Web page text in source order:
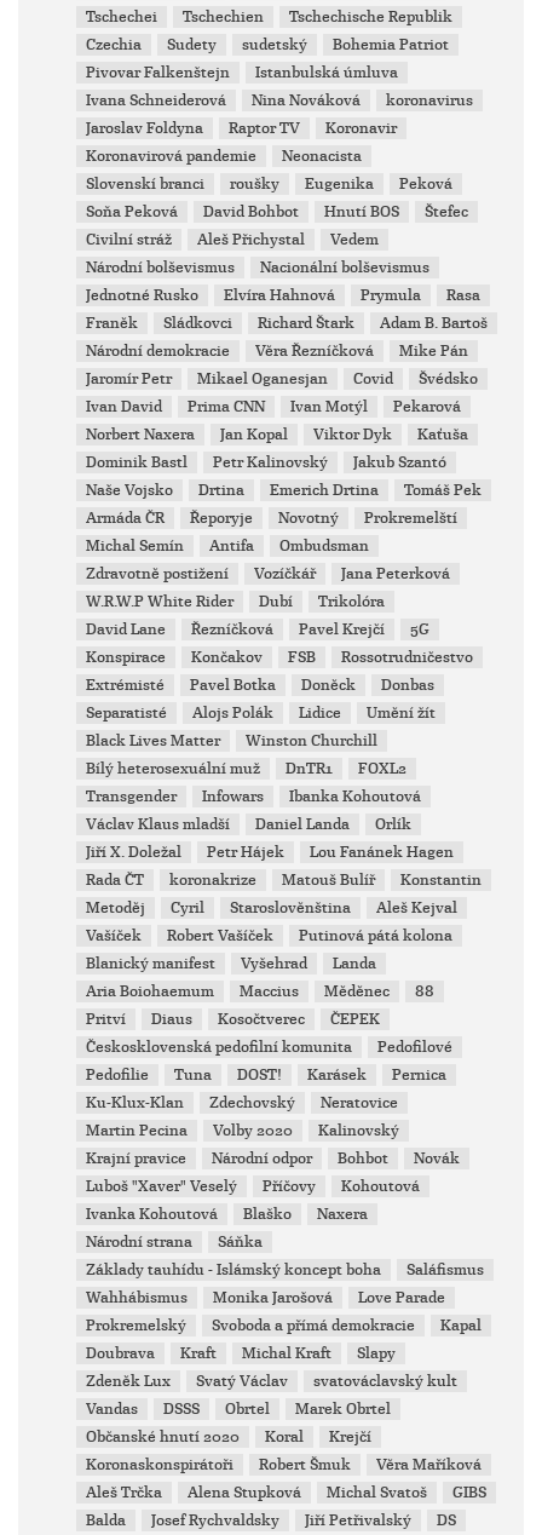
Tschechei
Tschechien
Tschechische Republik
Czechia
Sudety sudetský
Bohemia Patriot
Pivovar Falkenštejn
Istanbulská úmluva
Ivana Schneiderová
Nina Nováková
koronavirus
Jaroslav Foldyna
Raptor TV
Koronavir
Koronavirová pandemie
Neonacista
Slovenskí branci
roušky Eugenika
Peková
Soňa Peková
David Bohbot Hnutí BOS
Štefec
Civilní stráž
Aleš Přichystal
Vedem
Národní bolševismus
Nacionální bolševismus
Jednotné Rusko
Elvíra Hahnová Prymula
Rasa
Franěk
Sládkovci Richard Štark
Adam B. Bartoš
Národní demokracie
Věra Řezníčková
Mike Pán
Jaromír Petr
Mikael Oganesjan Covid
Švédsko
Ivan David
Prima CNN Ivan Motýl
Pekarová
Norbert Naxera
Jan Kopal Viktor Dyk
Kaťuša
Dominik Bastl
Petr Kalinovský
Jakub Szantó
Naše Vojsko
Drtina Emerich Drtina
Tomáš Pek
Armáda ČR
Řeporyje Novotný
Prokremelští
Michal Semín
Antifa
Ombudsman
Zdravotně postižení
Vozíčkář
Jana Peterková
W.R.W.P White Rider
Dubí
Trikolóra
David Lane
Řezníčková Pavel Krejčí
5G
Konspirace
Končakov FSB
Rossotrudničestvo
Extrémisté
Pavel Botka Doněck
Donbas
Separatisté
Alojs Polák Lidice
Umění žít
Black Lives Matter
Winston Churchill
Bílý heterosexuální muž
DnTR1
FOXL2
Transgender
Infowars
Ibanka Kohoutová
Václav Klaus mladší
Daniel Landa
Orlík
Jiří X. Doležal
Petr Hájek
Lou Fanánek Hagen
Rada ČT
koronakrize Matouš Bulíř
Konstantin
Metoděj
Cyril Staroslověnština
Aleš Kejval
Vašíček
Robert Vašíček
Putinová pátá kolona
Blanický manifest
Vyšehrad
Landa
Aria Boiohaemum
Maccius Měděnec
88
Pritví
Diaus Kosočtverec
ČEPEK
Českosklovenská pedofilní komunita
Pedofilové
Pedofilie
Tuna DOST! Karásek
Pernica
Ku-Klux-Klan
Zdechovský
Neratovice
Martin Pecina
Volby 2020
Kalinovský
Krajní pravice
Národní odpor Bohbot
Novák
Luboš "Xaver" Veselý
Příčovy
Kohoutová
Ivanka Kohoutová
Blaško
Naxera
Národní strana
Sáňka
Základy tauhídu - Islámský koncept boha
Saláfismus
Wahhábismus
Monika Jarošová
Love Parade
Prokremelský
Svoboda a přímá demokracie
Kapal
Doubrava
Kraft Michal Kraft
Slapy
Zdeněk Lux
Svatý Václav
svatováclavský kult
Vandas
DSSS Obrtel
Marek Obrtel
Občanské hnutí 2020
Koral
Krejčí
Koronaskonspirátoři
Robert Šmuk
Věra Maříková
Aleš Trčka
Alena Stupková Michal Svatoš
GIBS
Balda
Josef Rychvaldsky Jiří Petřivalský DS